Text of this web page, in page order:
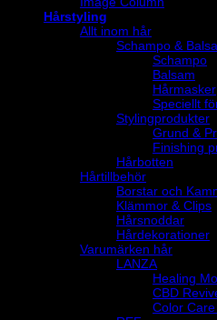
Hårstyling
Allt inom hår
Schampo &
Schampo
Balsam
Hårmasker
Speciellt
Stylingprodukter
Grund &
Finishing
Hårbotten
Hårtillbehör
Borstar och
Klämmor & Clips
Hårsnoddar
Hårdekorationer
Varumärken hår
LANZA
Healing
CBD
Color